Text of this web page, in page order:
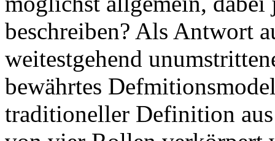
beschreiben? Als Antwort
weitestgehend
bewährtes
traditioneller Definition